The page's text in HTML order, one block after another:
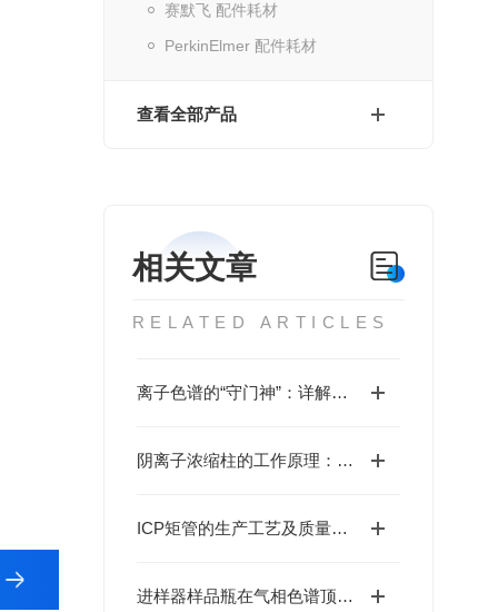
赛默飞 配件耗材
PerkinElmer 配件耗材
查看全部产品
相关文章
RELATED ARTICLES
离子色谱的“守门神”：详解阳离子保护柱的核心作用
阴离子浓缩柱的工作原理：离子交换与吸附机制解析
ICP矩管的生产工艺及质量控制介绍
进样器样品瓶在气相色谱顶空分析中顶空瓶的密封性与耐压性测试